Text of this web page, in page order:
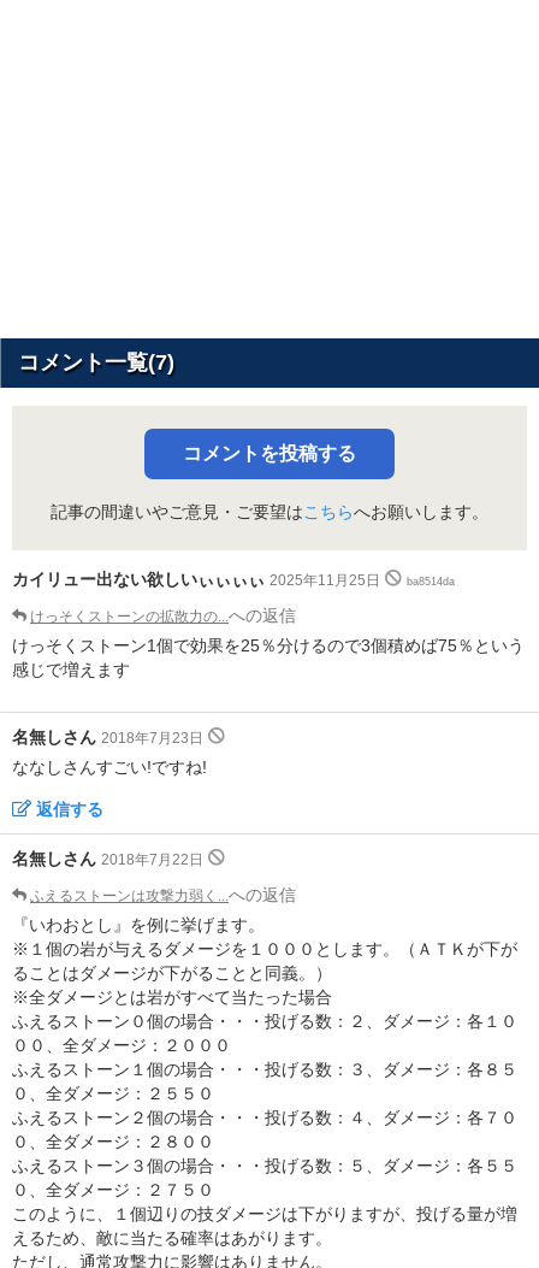
コメント一覧(7)
コメントを投稿する
記事の間違いやご意見・ご要望はこちらへお願いします。
カイリュー出ない欲しいぃぃぃぃ 2025年11月25日 ba8514da
けっそくストーンの拡散力の... への返信
けっそくストーン1個で効果を25％分けるので3個積めば75％という
感じで増えます
名無しさん 2018年7月23日
ななしさんすごい!ですね!
返信する
名無しさん 2018年7月22日
ふえるストーンは攻撃力弱く... への返信
『いわおとし』を例に挙げます。
※１個の岩が与えるダメージを１０００とします。（ＡＴＫが下が
ることはダメージが下がることと同義。）
※全ダメージとは岩がすべて当たった場合
ふえるストーン０個の場合・・・投げる数：２、ダメージ：各１０
００、全ダメージ：２０００
ふえるストーン１個の場合・・・投げる数：３、ダメージ：各８５
０、全ダメージ：２５５０
ふえるストーン２個の場合・・・投げる数：４、ダメージ：各７０
０、全ダメージ：２８００
ふえるストーン３個の場合・・・投げる数：５、ダメージ：各５５
０、全ダメージ：２７５０
このように、１個辺りの技ダメージは下がりますが、投げる量が増
えるため、敵に当たる確率はあがります。
ただし、通常攻撃力に影響はありません。